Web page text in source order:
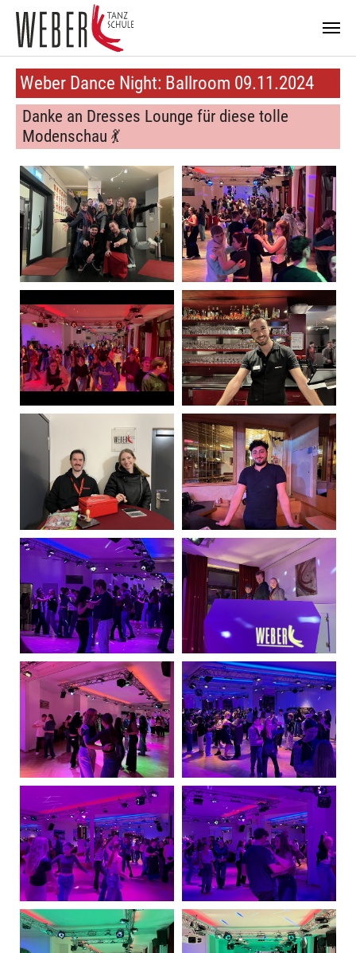
Zum Hauptinhalt springen
Weber Dance Night: Ballroom 09.11.2024
Danke an Dresses Lounge für diese tolle
Modenschau 💃